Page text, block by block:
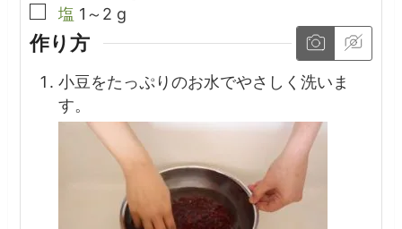
▢
塩 1～2 g
作り方
小豆をたっぷりのお水でやさしく洗いま
す。